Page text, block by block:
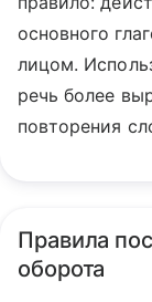
основного
лицом.
речь более
повторения
Правила
оборота